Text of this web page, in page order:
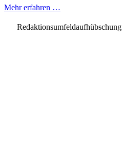
Mehr erfahren …
Redaktionsumfeldaufhübschung